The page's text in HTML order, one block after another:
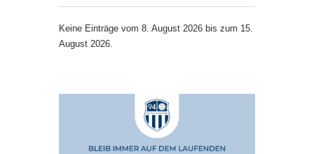
Keine Einträge vom 8. August 2026 bis zum 15.
August 2026.